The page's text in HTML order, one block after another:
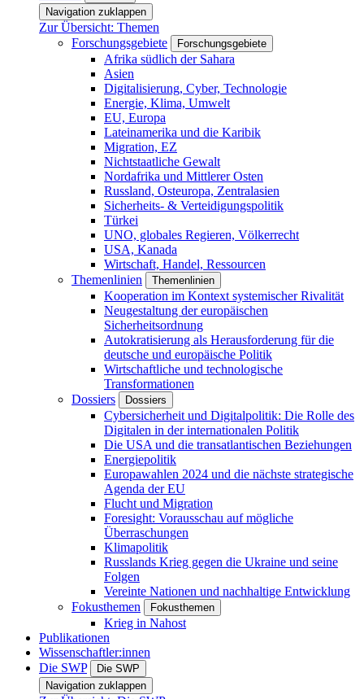
Navigation zuklappen
Zur Übersicht: Themen
Forschungsgebiete
Forschungsgebiete
Afrika südlich der Sahara
Asien
Digitalisierung, Cyber, Technologie
Energie, Klima, Umwelt
EU, Europa
Lateinamerika und die Karibik
Migration, EZ
Nichtstaatliche Gewalt
Nordafrika und Mittlerer Osten
Russland, Osteuropa, Zentralasien
Sicherheits- & Verteidigungspolitik
Türkei
UNO, globales Regieren, Völkerrecht
USA, Kanada
Wirtschaft, Handel, Ressourcen
Themenlinien
Themenlinien
Kooperation im Kontext systemischer Rivalität
Neugestaltung der europäischen
Sicherheitsordnung
Autokratisierung als Herausforderung für die
deutsche und europäische Politik
Wirtschaftliche und technologische
Transformationen
Dossiers
Dossiers
Cybersicherheit und Digitalpolitik: Die Rolle des
Digitalen in der internationalen Politik
Die USA und die transatlantischen Beziehungen
Energiepolitik
Europawahlen 2024 und die nächste strategische
Agenda der EU
Flucht und Migration
Foresight: Vorausschau auf mögliche
Überraschungen
Klimapolitik
Russlands Krieg gegen die Ukraine und seine
Folgen
Vereinte Nationen und nachhaltige Entwicklung
Fokusthemen
Fokusthemen
Krieg in Nahost
Publikationen
Wissenschaftler:innen
Die SWP
Die SWP
Navigation zuklappen